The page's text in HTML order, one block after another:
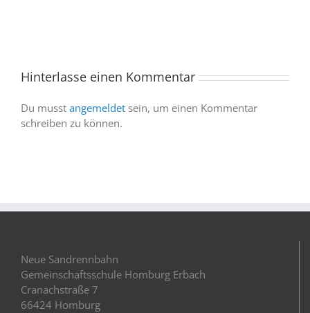
dabei
Hinterlasse einen Kommentar
Du musst angemeldet sein, um einen Kommentar
schreiben zu können.
Neue Sandrennbahn
Gemeinschaftsschule Homburg Erbach
Cranachstraße 7
66424 Homburg